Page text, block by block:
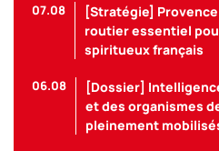
07.08
[Stratégie]
routier essentiel
spiritueux français
06.08
[Dossier]
et des organismes
pleinement